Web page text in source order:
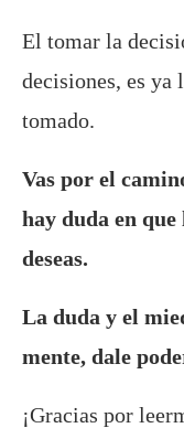
El tomar la
decisiones, es ya
tomado.
Vas por el
hay duda en
deseas.
La duda y el
mente, dale
¡Gracias por